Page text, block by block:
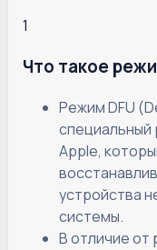
1
Что такое
Режим DFU
специальный
Apple,
устройства
системы.
В отличие от